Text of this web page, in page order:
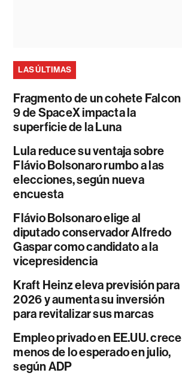
LAS ÚLTIMAS
Fragmento de un cohete Falcon
9 de SpaceX impacta la
superficie de la Luna
Lula reduce su ventaja sobre
Flávio Bolsonaro rumbo a las
elecciones, según nueva
encuesta
Flávio Bolsonaro elige al
diputado conservador Alfredo
Gaspar como candidato a la
vicepresidencia
Kraft Heinz eleva previsión para
2026 y aumenta su inversión
para revitalizar sus marcas
Empleo privado en EE.UU. crece
menos de lo esperado en julio,
según ADP